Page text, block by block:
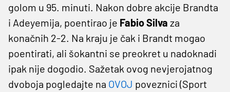
golom u 95. minuti. Nakon dobre akcije Brandta
i Adeyemija, poentirao je Fabio Silva za
konačnih 2-2. Na kraju je čak i Brandt mogao
poentirati, ali šokantni se preokret u nadoknadi
ipak nije dogodio. Sažetak ovog nevjerojatnog
dvoboja pogledajte na OVOJ poveznici (Sport